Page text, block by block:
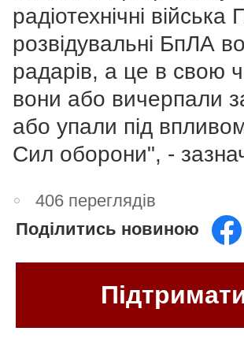
радіотехнічні
розвідувальні БпЛА
радарів, а це в свою
вони або вичерпали
або упали під
Сил оборони", -
406 переглядів
Поділитись новиною